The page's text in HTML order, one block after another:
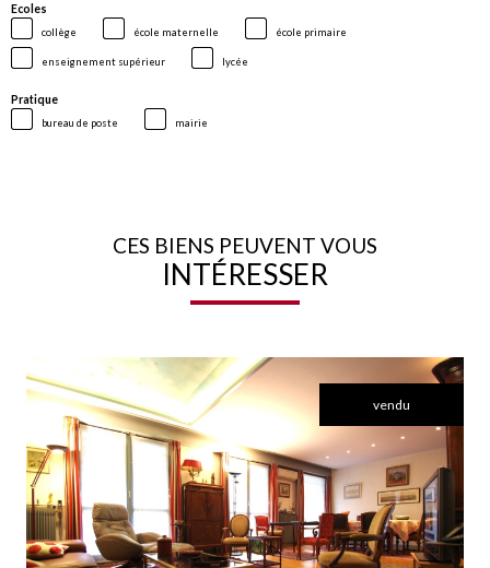
Ecoles
collège école maternelle école primaire
enseignement supérieur lycée
Pratique
bureau de poste mairie
CES BIENS PEUVENT VOUS
INTÉRESSER
vendu
voir le bien